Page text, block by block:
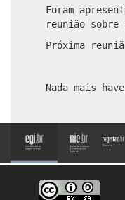
Foram
reunião sobre
Próxima
Nada mais